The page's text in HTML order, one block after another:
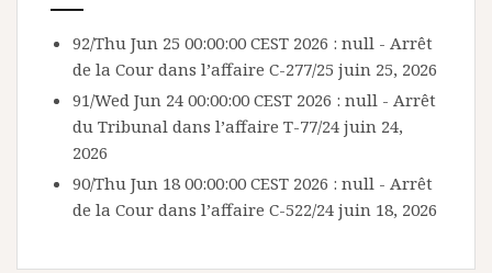
92/Thu Jun 25 00:00:00 CEST 2026 : null - Arrêt
de la Cour dans l’affaire C-277/25 juin 25, 2026
91/Wed Jun 24 00:00:00 CEST 2026 : null - Arrêt
du Tribunal dans l’affaire T-77/24 juin 24,
2026
90/Thu Jun 18 00:00:00 CEST 2026 : null - Arrêt
de la Cour dans l’affaire C-522/24 juin 18, 2026